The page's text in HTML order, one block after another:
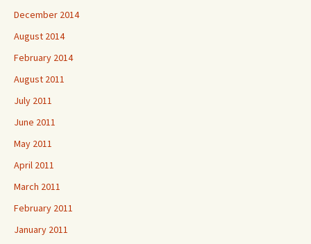
December 2014
August 2014
February 2014
August 2011
July 2011
June 2011
May 2011
April 2011
March 2011
February 2011
January 2011